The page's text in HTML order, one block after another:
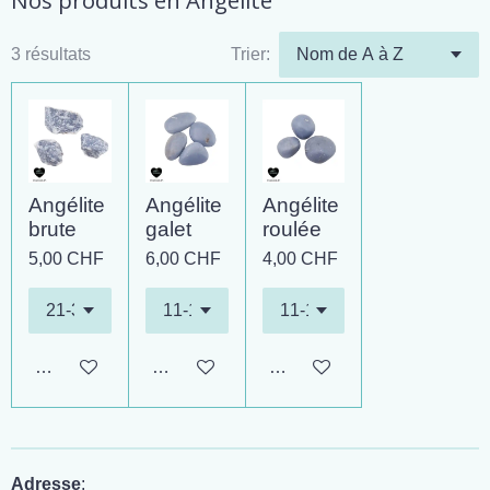
3 résultats Trier:
Angélite
brute
5,00 CHF
Ajouter au panier
Angélite
galet
6,00 CHF
Ajouter au panier
Angélite
roulée
4,00 CHF
Ajouter au panier
Adresse: